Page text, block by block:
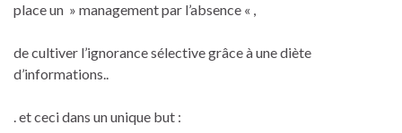
place un » management par l’absence « ,
de cultiver l’ignorance sélective grâce à une diète
d’informations..
. et ceci dans un unique but :